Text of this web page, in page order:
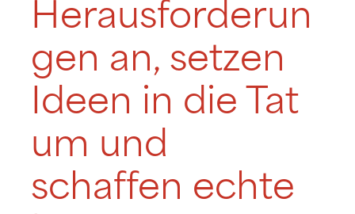
Herausforderun
gen an, setzen
Ideen in die Tat
um und
schaffen echte